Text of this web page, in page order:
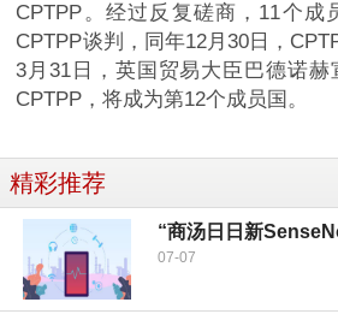
CPTPP。经过反复磋商，11个成
CPTPP谈判，同年12月30日，
3月31日，英国贸易大臣巴德诺赫
CPTPP，将成为第12个成员国。
精彩推荐
“商汤日日新
07-07